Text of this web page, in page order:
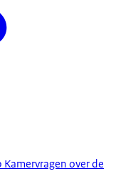
over de